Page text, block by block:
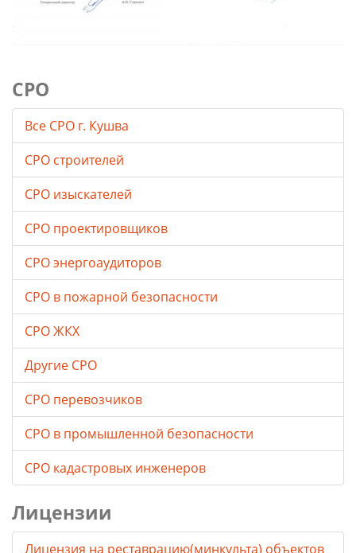
СРО
Все СРО г. Кушва
СРО строителей
СРО изыскателей
СРО проектировщиков
СРО энергоаудиторов
СРО в пожарной безопасности
СРО ЖКХ
Другие СРО
СРО перевозчиков
СРО в промышленной безопасности
СРО кадастровых инженеров
Лицензии
Лицензия на реставрацию(минкульта) объектов